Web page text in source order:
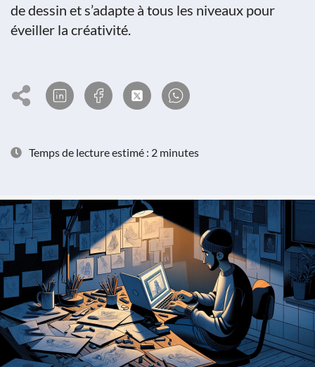
de dessin et s’adapte à tous les niveaux pour
éveiller la créativité.
Temps de lecture estimé : 2 minutes